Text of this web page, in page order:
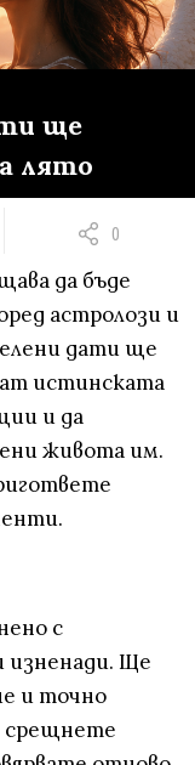
ще
лято
0
да бъде
астролози и
дати ще
истинската
и да
живота им.
с
изненади. Ще
и точно
срещнете